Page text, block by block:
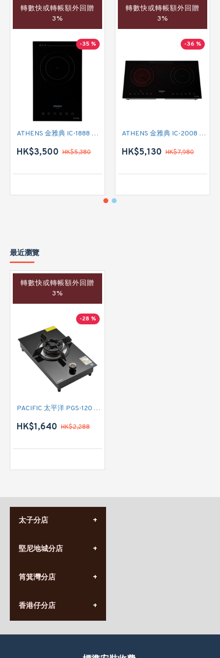
轉數快或轉帳額外回贈
3%
-35 %
ATHENS 金雅典 IC-1888 單頭電磁爐
HK$3,500 HK$5,380
轉數快或轉帳額外回贈
3%
-36 %
ATHENS 金雅典 IC-2008 雙頭電磁/電陶二合一
HK$5,130 HK$7,980
最近瀏覽
轉數快或轉帳額外回贈
3%
-28 %
PACIFIC 太平洋 PGS-120 TG 嵌入式單頭煤氣煮食爐
HK$1,640 HK$2,288
太子分店
營業時間:
九龍太子太子道西141號
堅尼地城分店
營業時間:
香港堅尼地城卑路乍街
(堅尼地城地鐵站B出口)
筲箕灣分店
營業時間:
(10:00am-20:30pm)
香港仔分店
營業時間: